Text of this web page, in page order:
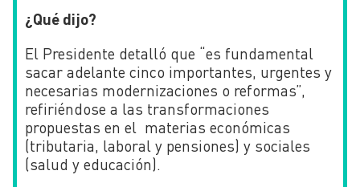
¿Qué dijo?
El Presidente detalló que “es fundamental
sacar adelante cinco importantes, urgentes y
necesarias modernizaciones o reformas”,
refiriéndose a las transformaciones
propuestas en el materias económicas
(tributaria, laboral y pensiones) y sociales
(salud y educación).